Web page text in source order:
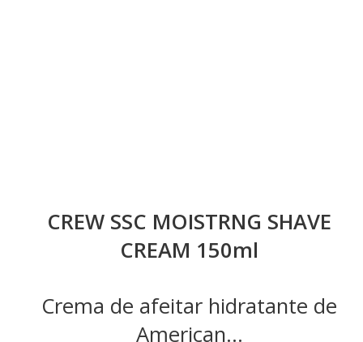
CREW SSC MOISTRNG SHAVE
CREAM 150ml
Crema de afeitar hidratante de
American...